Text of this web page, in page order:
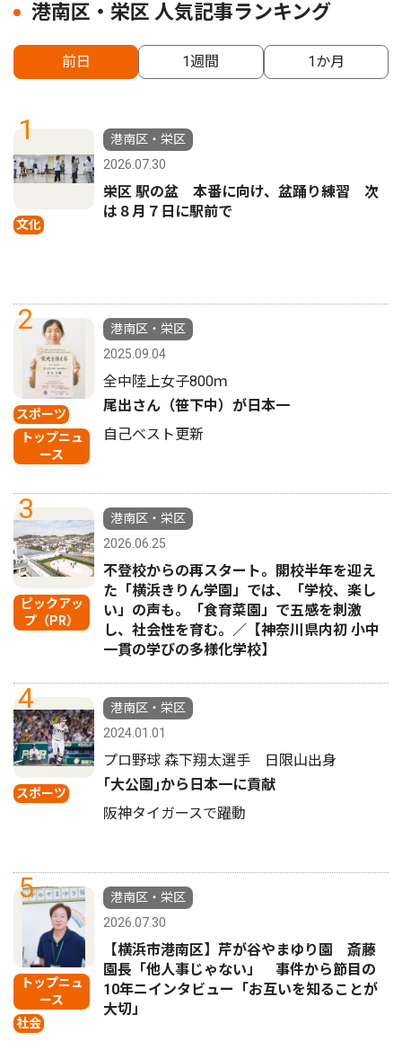
港南区・栄区 人気記事ランキング
前日 1週間 1か月
1
文化
港南区・栄区
2026.07.30
栄区 駅の盆 本番に向け、盆踊り練習 次
は８月７日に駅前で
2
スポーツ
トップニュ
ース
港南区・栄区
2025.09.04
全中陸上女子800ｍ
尾出さん（笹下中）が日本一
自己ベスト更新
3
ピックアッ
プ（PR）
港南区・栄区
2026.06.25
不登校からの再スタート。開校半年を迎え
た「横浜きりん学園」では、「学校、楽し
い」の声も。「食育菜園」で五感を刺激
し、社会性を育む。／【神奈川県内初 小中
一貫の学びの多様化学校】
4
スポーツ
港南区・栄区
2024.01.01
プロ野球 森下翔太選手 日限山出身
｢大公園｣から日本一に貢献
阪神タイガースで躍動
5
トップニュ
ース
社会
港南区・栄区
2026.07.30
【横浜市港南区】芹が谷やまゆり園 斎藤
園長「他人事じゃない」 事件から節目の
10年ニインタビュー「お互いを知ることが
大切」